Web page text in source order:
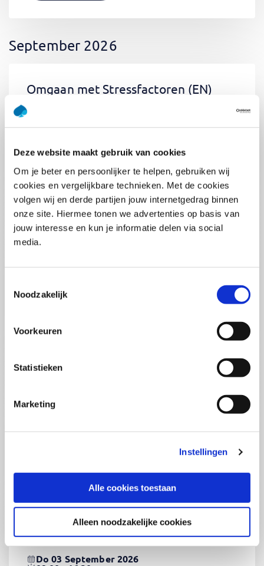
Deze website maakt gebruik van cookies
Om je beter en persoonlijker te helpen, gebruiken wij
cookies en vergelijkbare technieken. Met de cookies
volgen wij en derde partijen jouw internetgedrag binnen
onze site. Hiermee tonen we advertenties op basis van
jouw interesse en kun je informatie delen via social
media.
Noodzakelijk
Voorkeuren
Statistieken
Marketing
Instellingen
Alle cookies toestaan
Alleen noodzakelijke cookies
September 2026
Omgaan met Stressfactoren (EN)
0.5dag
€400,-
Inschrijven
Pega Certified System Architect
(PCSA)
Di 01 September 2026
Locatie: Online
Inschrijven
(EN)
2.5dagen
CSS Fundamentals(EN)
Do 03 September 2026